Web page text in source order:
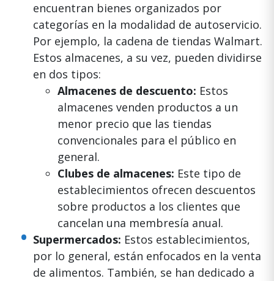
encuentran bienes organizados por
categorías en la modalidad de autoservicio.
Por ejemplo, la cadena de tiendas Walmart.
Estos almacenes, a su vez, pueden dividirse
en dos tipos:
Almacenes de descuento: Estos
almacenes venden productos a un
menor precio que las tiendas
convencionales para el público en
general.
Clubes de almacenes: Este tipo de
establecimientos ofrecen descuentos
sobre productos a los clientes que
cancelan una membresía anual.
Supermercados: Estos establecimientos,
por lo general, están enfocados en la venta
de alimentos. También, se han dedicado a